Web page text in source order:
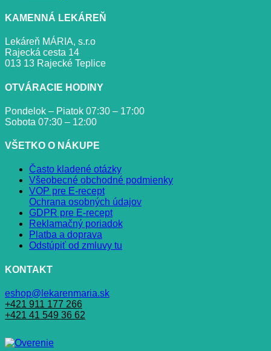
KAMENNÁ LEKÁREŇ
Lekáreň MÁRIA, s.r.o
Rajecká cesta 14
013 13 Rajecké Teplice
OTVÁRACIE HODINY
Pondelok – Piatok 07:30 – 17:00
Sobota 07:30 – 12:00
VŠETKO O NÁKUPE
Často kladené otázky
Všeobecné obchodné podmienky
VOP pre E-recept
Ochrana osobných údajov
GDPR pre E-recept
Reklamačný poriadok
Platba a doprava
Odstúpiť od zmluvy tu
KONTAKT
eshop@lekarenmaria.sk
+421 911 177 266
+421 41 549 36 62